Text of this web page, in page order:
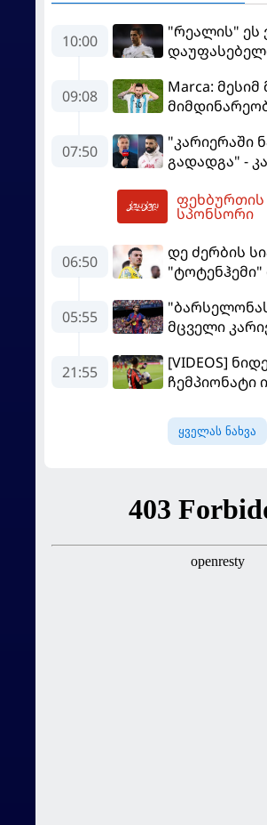
10:00
"რეალის" ეს
09:08
Marca:
07:50
"კარიერაში
გადადგა" -
ფეხბურთის
სპონსორი
06:50
დე ძერბის
"ტოტენჰემი"
05:55
მცველი
21:55
[VIDEOS]
ჩემპიონატი
MVP გახდა
ყველას ნახვა